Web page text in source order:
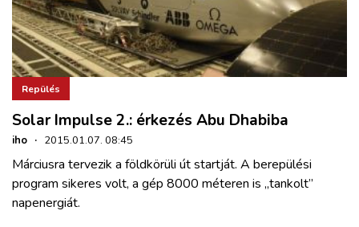
Repülés
Solar Impulse 2.: érkezés Abu Dhabiba
iho · 2015.01.07. 08:45
Márciusra tervezik a földkörüli út startját. A berepülési
program sikeres volt, a gép 8000 méteren is „tankolt”
napenergiát.